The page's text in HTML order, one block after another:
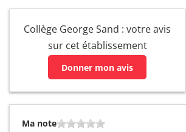
Collège George Sand : votre avis
sur cet établissement
Donner mon avis
Ma note